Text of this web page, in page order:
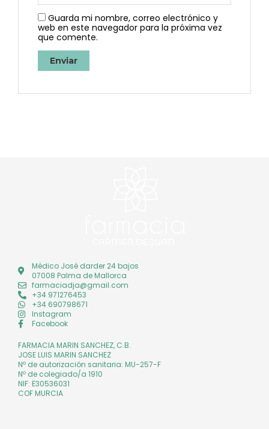
Guarda mi nombre, correo electrónico y
web en este navegador para la próxima vez
que comente.
Médico José darder 24 bajos
07008 Palma de Mallorca
farmaciadja@gmail.com
+34 971276453
+34 690798671
Instagram
Facebook
FARMACIA MARIN SANCHEZ, C.B.
JOSE LUIS MARIN SANCHEZ
Nº de autorización sanitaria: MU-257-F
Nº de colegiado/a 1910
NIF: E30536031
COF MURCIA